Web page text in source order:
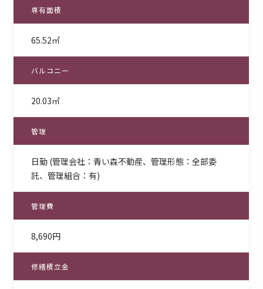
専有面積
65.52㎡
バルコニー
20.03㎡
管理
日勤 (管理会社：青い森不動産、管理形態：全部委
託、管理組合：有)
管理費
8,690円
修繕積立金